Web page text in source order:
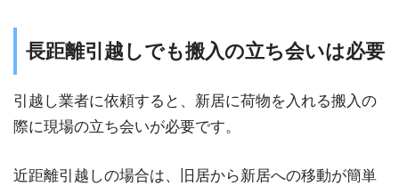
長距離引越しでも搬入の立ち会いは必要
引越し業者に依頼すると、新居に荷物を入れる搬入の
際に現場の立ち会いが必要です。
近距離引越しの場合は、旧居から新居への移動が簡単